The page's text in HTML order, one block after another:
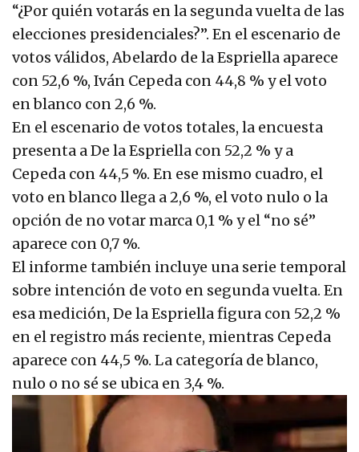
“¿Por quién votarás en la segunda vuelta de las
elecciones presidenciales?”. En el escenario de
votos válidos, Abelardo de la Espriella aparece
con 52,6 %, Iván Cepeda con 44,8 % y el voto
en blanco con 2,6 %.
En el escenario de votos totales, la encuesta
presenta a De la Espriella con 52,2 % y a
Cepeda con 44,5 %. En ese mismo cuadro, el
voto en blanco llega a 2,6 %, el voto nulo o la
opción de no votar marca 0,1 % y el “no sé”
aparece con 0,7 %.
El informe también incluye una serie temporal
sobre intención de voto en segunda vuelta. En
esa medición, De la Espriella figura con 52,2 %
en el registro más reciente, mientras Cepeda
aparece con 44,5 %. La categoría de blanco,
nulo o no sé se ubica en 3,4 %.